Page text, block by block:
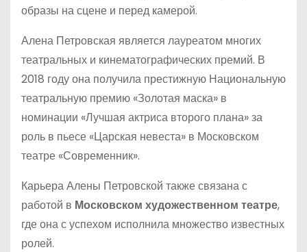
образы на сцене и перед камерой.
Алена Петровская является лауреатом многих
театральных и кинематографических премий. В
2018 году она получила престижную Национальную
театральную премию «Золотая маска» в
номинации «Лучшая актриса второго плана» за
роль в пьесе «Царская невеста» в Московском
театре «Современник».
Карьера Алены Петровской также связана с
работой в Московском художественном театре,
где она с успехом исполнила множество известных
ролей.